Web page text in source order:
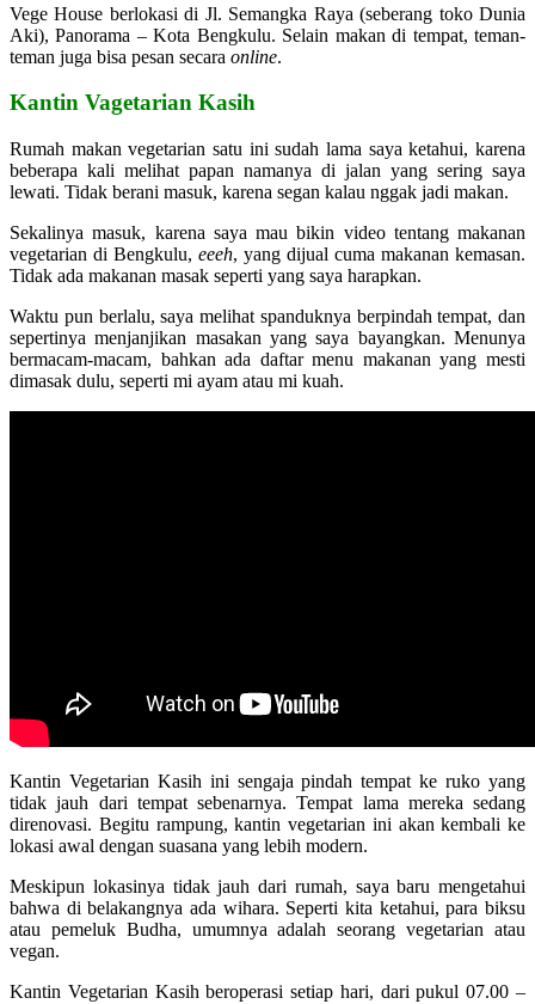
Vege House berlokasi di Jl. Semangka Raya (seberang toko Dunia
Aki), Panorama – Kota Bengkulu. Selain makan di tempat, teman-
teman juga bisa pesan secara online.
Kantin Vagetarian Kasih
Rumah makan vegetarian satu ini sudah lama saya ketahui, karena
beberapa kali melihat papan namanya di jalan yang sering saya
lewati. Tidak berani masuk, karena segan kalau nggak jadi makan.
Sekalinya masuk, karena saya mau bikin video tentang makanan
vegetarian di Bengkulu, eeeh, yang dijual cuma makanan kemasan.
Tidak ada makanan masak seperti yang saya harapkan.
Waktu pun berlalu, saya melihat spanduknya berpindah tempat, dan
sepertinya menjanjikan masakan yang saya bayangkan. Menunya
bermacam-macam, bahkan ada daftar menu makanan yang mesti
dimasak dulu, seperti mi ayam atau mi kuah.
Kantin Vegetarian Kasih ini sengaja pindah tempat ke ruko yang
tidak jauh dari tempat sebenarnya. Tempat lama mereka sedang
direnovasi. Begitu rampung, kantin vegetarian ini akan kembali ke
lokasi awal dengan suasana yang lebih modern.
Meskipun lokasinya tidak jauh dari rumah, saya baru mengetahui
bahwa di belakangnya ada wihara. Seperti kita ketahui, para biksu
atau pemeluk Budha, umumnya adalah seorang vegetarian atau
vegan.
Kantin Vegetarian Kasih beroperasi setiap hari, dari pukul 07.00 –